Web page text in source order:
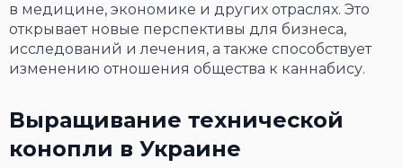
в медицине, экономике и других отраслях. Это
открывает новые перспективы для бизнеса,
исследований и лечения, а также способствует
изменению отношения общества к каннабису.
Выращивание технической
конопли в Украине